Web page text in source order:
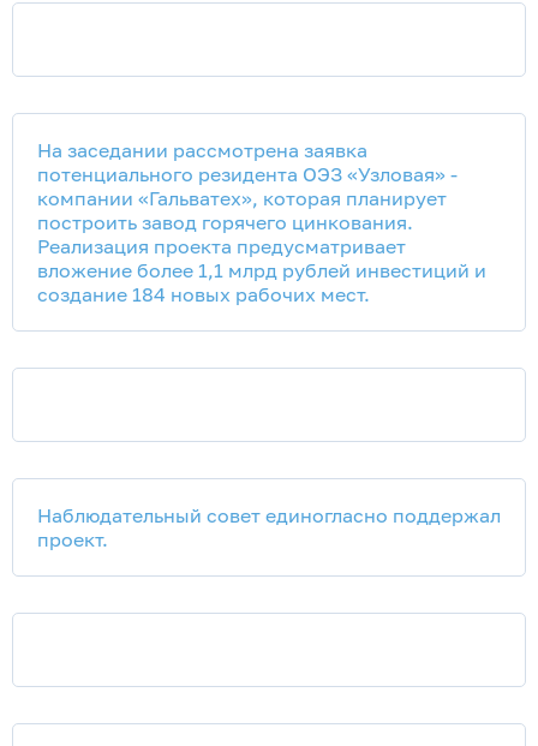
На заседании рассмотрена заявка
потенциального резидента ОЭЗ «Узловая» -
компании «Гальватех», которая планирует
построить завод горячего цинкования.
Реализация проекта предусматривает
вложение более 1,1 млрд рублей инвестиций и
создание 184 новых рабочих мест.
Наблюдательный совет единогласно поддержал
проект.